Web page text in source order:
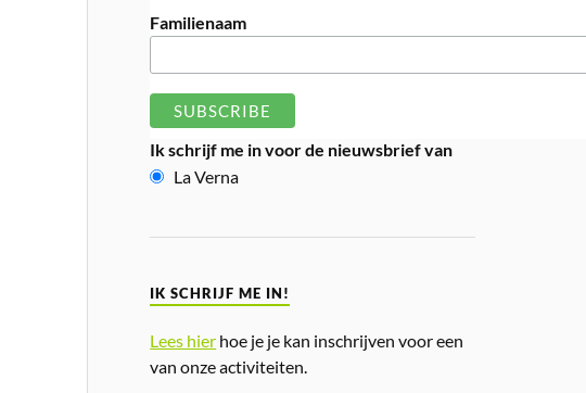
Familienaam
Ik schrijf me in voor de nieuwsbrief van
La Verna
IK SCHRIJF ME IN!
Lees hier hoe je je kan inschrijven voor een
van onze activiteiten.